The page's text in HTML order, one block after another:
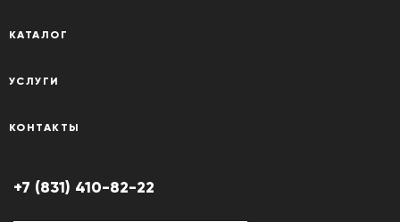
КАТАЛОГ
УСЛУГИ
КОНТАКТЫ
+7 (831) 410-82-22